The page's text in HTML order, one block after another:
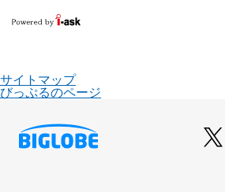
サイトマップ
びっぷるのページ